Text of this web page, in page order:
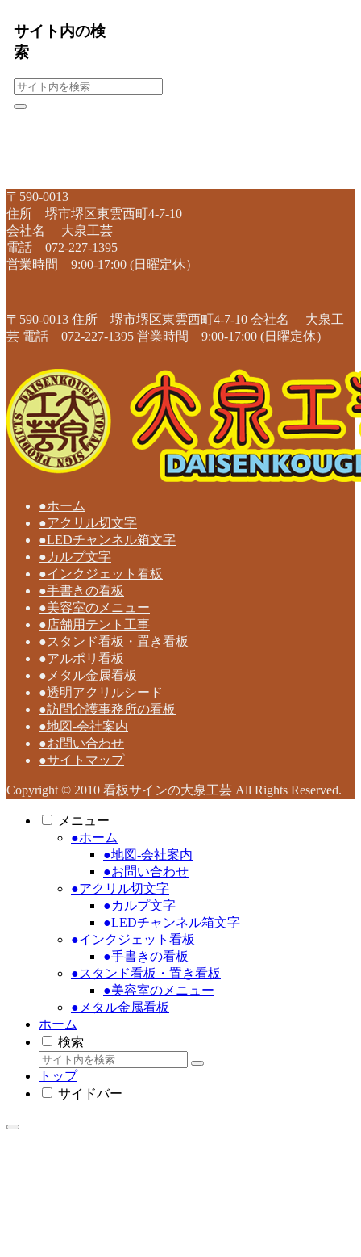
サイト内の検
索
〒590-0013
住所 堺市堺区東雲西町4-7-10
会社名 大泉工芸
電話 072-227-1395
営業時間 9:00-17:00 (日曜定休）
〒590-0013 住所 堺市堺区東雲西町4-7-10 会社名 大泉工
芸 電話 072-227-1395 営業時間 9:00-17:00 (日曜定休）
●ホーム
●アクリル切文字
●LEDチャンネル箱文字
●カルプ文字
●インクジェット看板
●手書きの看板
●美容室のメニュー
●店舗用テント工事
●スタンド看板・置き看板
●アルポリ看板
●メタル金属看板
●透明アクリルシード
●訪問介護事務所の看板
●地図-会社案内
●お問い合わせ
●サイトマップ
Copyright © 2010 看板サインの大泉工芸 All Rights Reserved.
メニュー
●ホーム
●地図-会社案内
●お問い合わせ
●アクリル切文字
●カルプ文字
●LEDチャンネル箱文字
●インクジェット看板
●手書きの看板
●スタンド看板・置き看板
●美容室のメニュー
●メタル金属看板
ホーム
検索
トップ
サイドバー